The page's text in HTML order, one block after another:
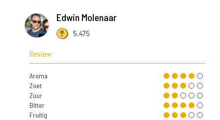
Edwin Molenaar
5.475
Review
Aroma
Zoet
Zuur
Bitter
Fruitig